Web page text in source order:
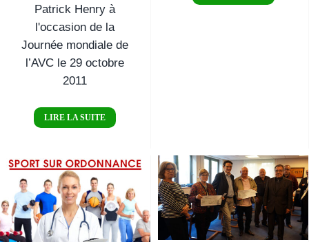
Patrick Henry à
l'occasion de la
Journée mondiale de
l’AVC le 29 octobre
2011
LIRE LA SUITE
Sport sur
Ordonnance
C N M : un
partenaire
qui s’engage